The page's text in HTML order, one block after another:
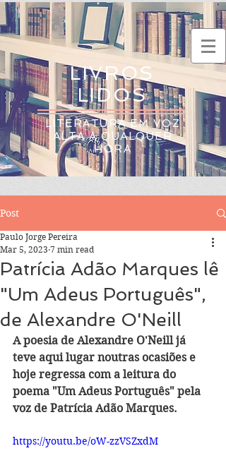
LIVROS
LIDOS
LITERATURA EM VOZ
ALTA A QUALQUER
HORA
Post
Patrícia Adão Marques lê
"Um Adeus Português",
de Alexandre O'Neill
Paulo Jorge Pereira
Mar 5, 2023 7 min read
A poesia de Alexandre O'Neill já
teve aqui lugar noutras ocasiões e
hoje regressa com a leitura do
poema "Um Adeus Português" pela
voz de Patrícia Adão Marques.
https://youtu.be/oW-zzVSZxdM